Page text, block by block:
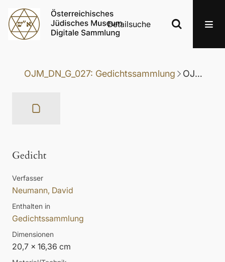
Detailsuche
OJM_DN_G_027: Gedichtssammlung OJM_DN_G_027-097: Gedicht
Gedicht
Verfasser
Neumann, David
Enthalten in
Gedichtssammlung
Dimensionen
20,7 x 16,36 cm